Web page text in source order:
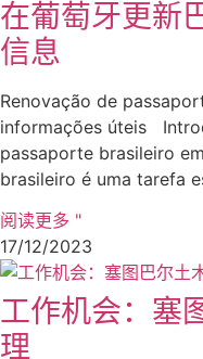
在葡萄牙更新
信息
Renovação de
informações úteis
passaporte brasileiro
brasileiro é uma tarefa
阅读更多 "
17/12/2023
工作机会：塞
理